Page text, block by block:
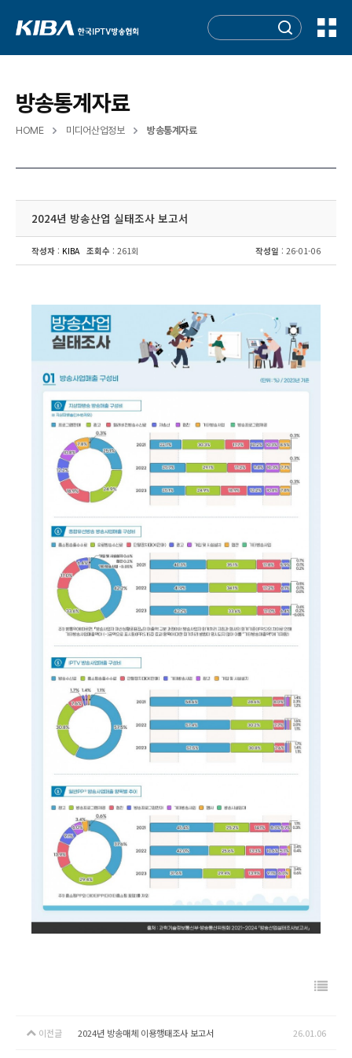
방송통계자료
HOME 미디어산업정보 방송통계자료
2024년 방송산업 실태조사 보고서
작성자 : KIBA 조회수 : 261회 작성일 : 26-01-06
이전글 2024년 방송매체 이용행태조사 보고서 26.01.06